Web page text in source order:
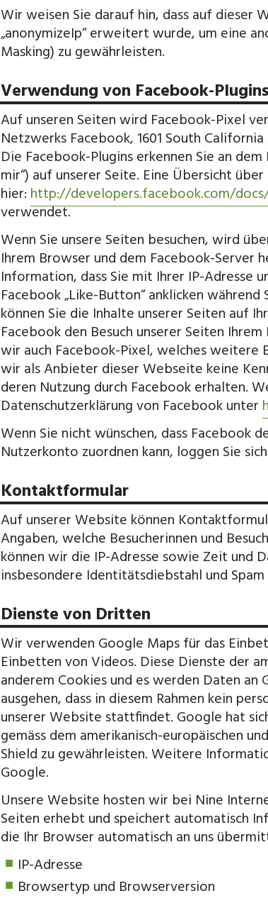
Wir weisen Sie darauf hin, dass auf dieser
„anonymizeIp“ erweitert wurde, um eine
Masking) zu gewährleisten.
Verwendung von Facebook-
Auf unseren Seiten wird Facebook-Pixel
Netzwerks Facebook, 1601 South
Die Facebook-Plugins erkennen Sie an
mir“) auf unserer Seite. Eine Übersicht
hier: http://developers.facebook.com/
verwendet.
Wenn Sie unsere Seiten besuchen, wird
Ihrem Browser und dem Facebook-Server
Information, dass Sie mit Ihrer IP-Adresse
Facebook „Like-Button“ anklicken
können Sie die Inhalte unserer Seiten auf
Facebook den Besuch unserer Seiten
wir auch Facebook-Pixel, welches weitere
wir als Anbieter dieser Webseite keine
deren Nutzung durch Facebook erhalten.
Datenschutzerklärung von Facebook unter
Wenn Sie nicht wünschen, dass Facebook
Nutzerkonto zuordnen kann, loggen Sie
Kontaktformular
Auf unserer Website können
Angaben, welche Besucherinnen und
können wir die IP-Adresse sowie Zeit und
insbesondere Identitätsdiebstahl und Spam
Dienste von Dritten
Wir verwenden Google Maps für das
Einbetten von Videos. Diese Dienste der
anderem Cookies und es werden Daten
ausgehen, dass in diesem Rahmen kein
unserer Website stattfindet. Google hat
gemäss dem amerikanisch-europäischen
Shield zu gewährleisten. Weitere
Google.
Unsere Website hosten wir bei Nine
Seiten erhebt und speichert automatisch
die Ihr Browser automatisch an uns
IP-Adresse
Browsertyp und Browserversion